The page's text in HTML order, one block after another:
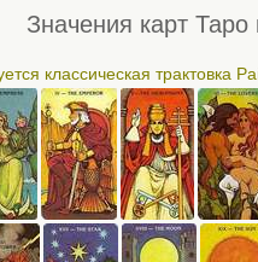
Значения карт
классическая трактовка